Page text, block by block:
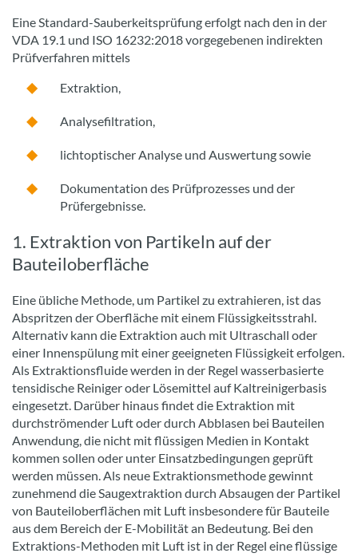
Eine Standard-Sauberkeitsprüfung erfolgt nach den in der
VDA 19.1 und ISO 16232:2018 vorgegebenen indirekten
Prüfverfahren mittels
Extraktion,
Analysefiltration,
lichtoptischer Analyse und Auswertung sowie
Dokumentation des Prüfprozesses und der
Prüfergebnisse.
1. Extraktion von Partikeln auf der
Bauteiloberfläche
Eine übliche Methode, um Partikel zu extrahieren, ist das
Abspritzen der Oberfläche mit einem Flüssigkeitsstrahl.
Alternativ kann die Extraktion auch mit Ultraschall oder
einer Innenspülung mit einer geeigneten Flüssigkeit erfolgen.
Als Extraktionsfluide werden in der Regel wasserbasierte
tensidische Reiniger oder Lösemittel auf Kaltreinigerbasis
eingesetzt. Darüber hinaus findet die Extraktion mit
durchströmender Luft oder durch Abblasen bei Bauteilen
Anwendung, die nicht mit flüssigen Medien in Kontakt
kommen sollen oder unter Einsatzbedingungen geprüft
werden müssen. Als neue Extraktionsmethode gewinnt
zunehmend die Saugextraktion durch Absaugen der Partikel
von Bauteiloberflächen mit Luft insbesondere für Bauteile
aus dem Bereich der E-Mobilität an Bedeutung. Bei den
Extraktions-Methoden mit Luft ist in der Regel eine flüssige